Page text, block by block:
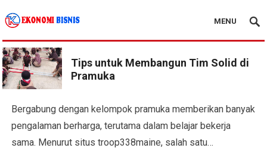
Kanal Ekonomi Bisnis
MENU
Tips untuk Membangun Tim Solid di
Pramuka
Bergabung dengan kelompok pramuka memberikan banyak
pengalaman berharga, terutama dalam belajar bekerja
sama. Menurut situs troop338maine, salah satu…